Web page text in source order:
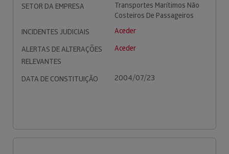
SETOR DA EMPRESA
Transportes Marítimos Não
Costeiros De Passageiros
INCIDENTES JUDICIAIS
Aceder
ALERTAS DE ALTERAÇÕES
RELEVANTES
Aceder
DATA DE CONSTITUIÇÃO 2004/07/23